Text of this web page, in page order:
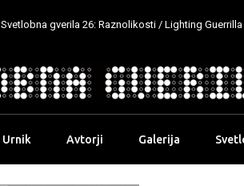
Svetlobna gverila 26: Raznolikosti / Lighting
Urnik Avtorji Galerija